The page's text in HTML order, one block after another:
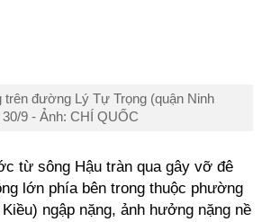
đường Lý Tự Trọng (quận Ninh
9 - Ảnh: CHÍ QUỐC
từ sông Hậu tràn qua gây vỡ đê
lớn phía bên trong thuộc phường
ngập nặng, ảnh hưởng nặng nề